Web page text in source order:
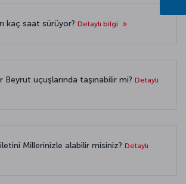
kaç saat sürüyor? Detaylı bilgi
Beyrut uçuşlarında taşınabilir mi? Detaylı
Millerinizle alabilir misiniz? Detaylı